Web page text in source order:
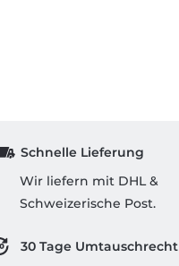
Schnelle Lieferung
Wir liefern mit DHL &
Schweizerische Post.
30 Tage Umtauschrecht